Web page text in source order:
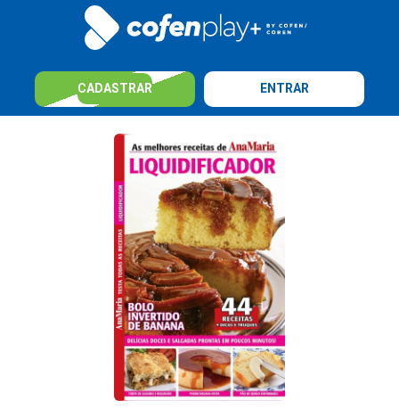
CADASTRAR ENTRAR